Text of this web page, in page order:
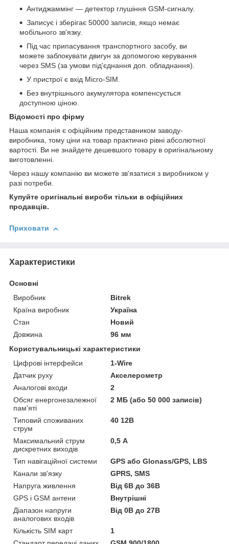
Антиджаммінг — детектор глушіння GSM-сигналу.
Записує і зберігає 50000 записів, якщо немає
мобільного зв'язку.
Під час припасування транспортного засобу, ви
можете заблокувати двигун за допомогою керування
через SMS (за умови під'єднання доп. обладнання).
У пристрої є вхід Micro-SIM.
Без внутрішнього акумулятора компенсується
доступною ціною.
Відомості про фірму
Наша компанія є офіційним представником заводу-
виробника, тому ціни на товар практично рівні абсолютної
вартості. Ви не знайдете дешевшого товару в оригінальному
виготовленні.
Через нашу компанію ви можете зв'язатися з виробником у
разі потреби.
Купуйте оригінальні вироби тільки в офіційних
продавців.
Приховати
Характеристики
Основні
Виробник
Bitrek
Країна виробник
Україна
Стан
Новий
Довжина
96 мм
Користувальницькі характеристики
Цифрові інтерфейси
1-Wire
Датчик руху
Акселерометр
Аналогові входи
2
Обсяг енергонезалежної
пам'яті
2 МБ (або 50 000 записів)
Типовий споживаних
струм
40 12В
Максимальний струм
дискретних виходів
0,5 А
Тип навігаційної системи
GPS або Glonass/GPS, LBS
Канали зв'язку
GPRS, SMS
Напруга живлення
Від 6В до 36В
GPS і GSM антени
Внутрішні
Діапазон напруги
аналогових входів
Від 0В до 27В
Кількість SIM карт
1